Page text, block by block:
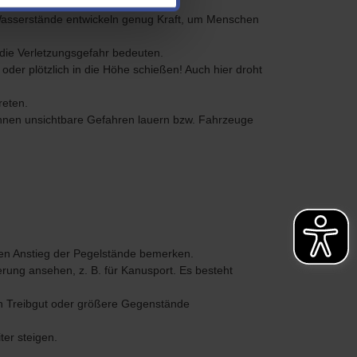
entwickeln genug Kraft, um Menschen
Verletzungsgefahr bedeuten.
plötzlich in die Höhe schießen! Auch hier droht
unsichtbare Gefahren lauern bzw. Fahrzeuge
Anstieg der Pegelstände bemerken.
ansehen, z. B. für Kanusport. Es besteht
Treibgut oder größere Gegenstände
steigen.